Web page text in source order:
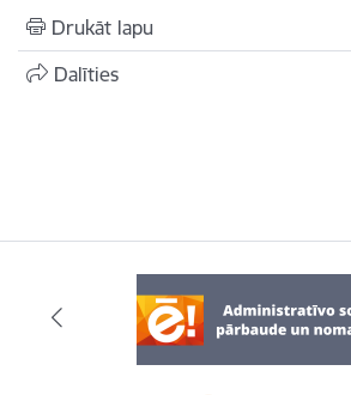
Drukāt lapu
Dalīties